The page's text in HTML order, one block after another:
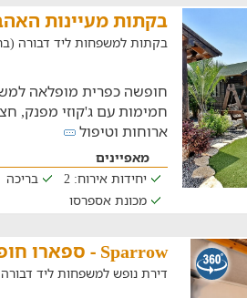
בקתות מעיינות
בקתות למשפחות ליד דבורה
חמימות עם ג'קוזי מפנק,
ארוחות וטיפול
מאפיינים
יחידות אירוח: 2
בריכה
מכונת אספרסו
Sparrow - ספארו חופשה בעמק
דירת נופש למשפחות ליד דבורה